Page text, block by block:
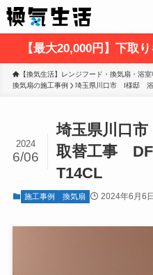
【最大20,000円】下取
【換気生活】レンジフード・換気扇・浴
換気扇の施工事例
埼玉県川口市　I様邸　
埼玉県川口
取替工事
T14CL
2024
6/06
施工事例 換気扇 2024年6月6日